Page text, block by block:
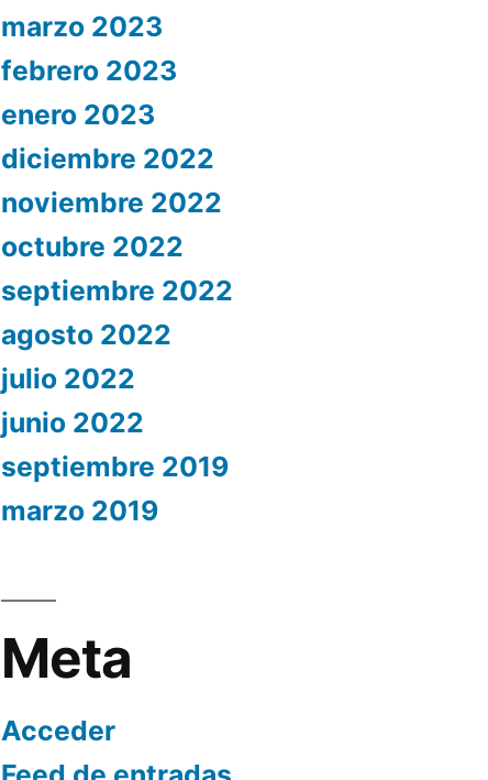
marzo 2023
febrero 2023
enero 2023
diciembre 2022
noviembre 2022
octubre 2022
septiembre 2022
agosto 2022
julio 2022
junio 2022
septiembre 2019
marzo 2019
Meta
Acceder